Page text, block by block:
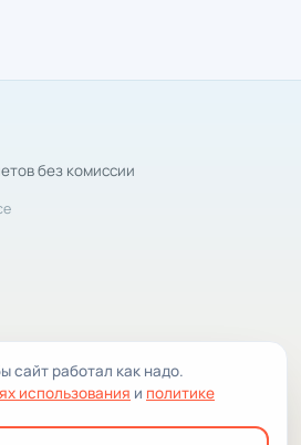
без комиссии
сайт работал как надо.
использования и политике